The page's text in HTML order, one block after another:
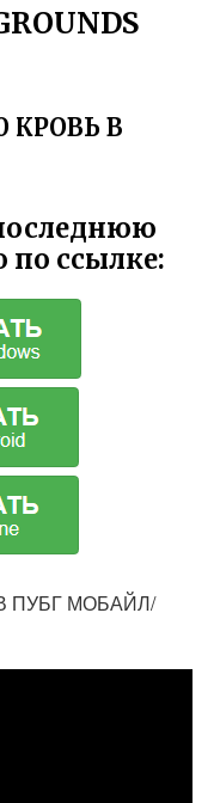
В
по ссылке:
ПУБГ МОБАЙЛ/